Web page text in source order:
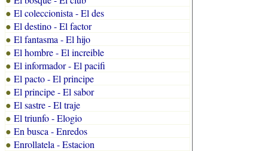
● El coleccionista - El des
● El destino - El factor
● El fantasma - El hijo
● El hombre - El increible
● El informador - El pacifi
● El pacto - El principe
● El principe - El sabor
● El sastre - El traje
● El triunfo - Elogio
● En busca - Enredos
● Enrollatela - Estacion